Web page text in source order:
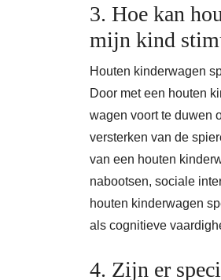
3. Hoe kan
mijn kind
Houten kinderwagen
Door met een houten
wagen voort te duwen
versterken van de
van een houten
nabootsen, sociale
houten kinderwagen
als cognitieve
4. Zijn er